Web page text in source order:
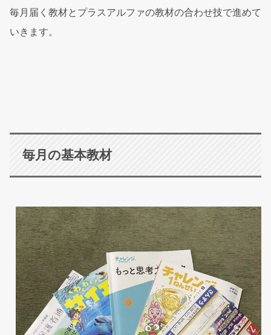
毎月届く教材とプラスアルファの教材の合わせ技で進めて
いきます。
毎月の基本教材